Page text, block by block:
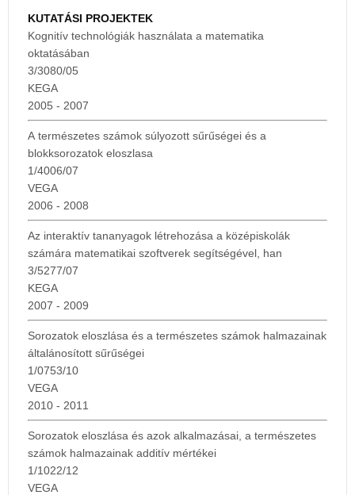
KUTATÁSI PROJEKTEK
Kognitív technológiák használata a matematika
oktatásában
3/3080/05
KEGA
2005 - 2007
A természetes számok súlyozott sűrűségei és a
blokksorozatok eloszlasa
1/4006/07
VEGA
2006 - 2008
Az interaktív tananyagok létrehozása a középiskolák
számára matematikai szoftverek segítségével, han
3/5277/07
KEGA
2007 - 2009
Sorozatok eloszlása és a természetes számok halmazainak
általánosított sűrűségei
1/0753/10
VEGA
2010 - 2011
Sorozatok eloszlása és azok alkalmazásai, a természetes
számok halmazainak additív mértékei
1/1022/12
VEGA